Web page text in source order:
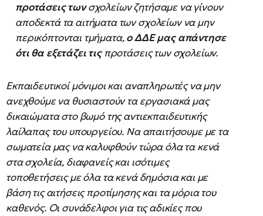
προτάσεις τωνσχολείων ζητήσαμε να γίνουν
αποδεκτά τα αιτήματα των σχολείων να μην
περικόπτονται τμήματα,ο ΔΔΕ μας απάντησε
ότι θα εξετάζει τις προτάσεις των σχολείων.
Εκπαιδευτικοί μόνιμοι και αναπληρωτές να μην
ανεχθούμε να θυσιαστούν τα εργασιακά μας
δικαιώματα στο βωμό της αντιεκπαιδευτικής
λαίλαπας του υπουργείου. Να απαιτήσουμε με τα
σωματεία μας να καλυφθούν τώρα όλα τα κενά
στα σχολεία, διαφανείς και ισότιμες
τοποθετήσεις με όλα τα κενά δημόσια και με
βάση τις αιτήσεις προτίμησης και τα μόρια του
καθενός. Οι συνάδελφοι για τις αδικίες που